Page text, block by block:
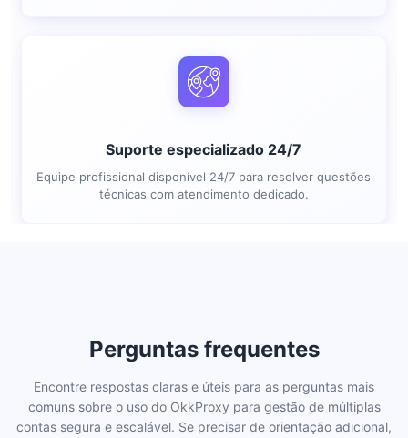
Suporte especializado 24/7
Equipe profissional disponível 24/7 para resolver questões
técnicas com atendimento dedicado.
Perguntas frequentes
Encontre respostas claras e úteis para as perguntas mais
comuns sobre o uso do OkkProxy para gestão de múltiplas
contas segura e escalável. Se precisar de orientação adicional,